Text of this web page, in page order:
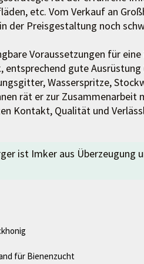
etc. Vom Verkauf an
der Preisgestaltung noch
Voraussetzungen für
entsprechend gute
Wasserspritze,
rät er zur
Kontakt, Qualität und
ist Imker aus Überzeugung
für Bienenzucht